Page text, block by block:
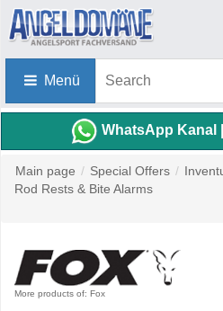
Menü
WhatsApp Kanal
Main page / Special Offers /
Rod Rests & Bite Alarms
More products of: Fox